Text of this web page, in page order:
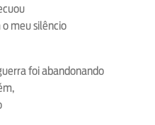
meu silêncio
foi abandonando